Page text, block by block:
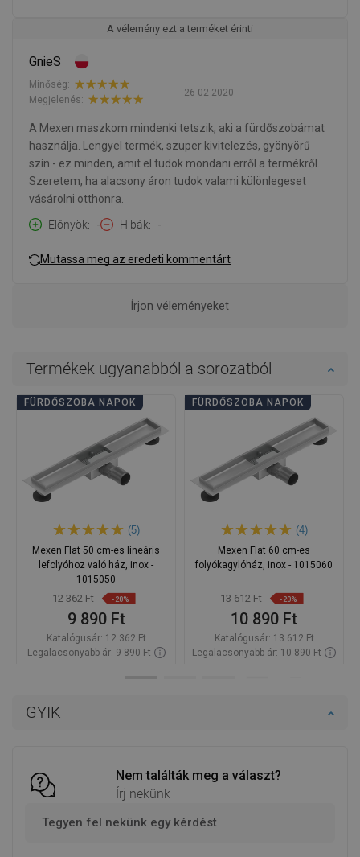
GYIK
Nem találták meg a választ?
Írj nekünk
Tegyen fel nekünk egy kérdést
A vélemény ezt a terméket érinti
GnieS
26-02-2020
Minőség:
Megjelenés:
A Mexen maszkom mindenki tetszik, aki a fürdőszobámat
használja. Lengyel termék, szuper kivitelezés, gyönyörű
szín - ez minden, amit el tudok mondani erről a termékről.
Szeretem, ha alacsony áron tudok valami különlegeset
vásárolni otthonra.
Előnyök
- Hibák -
Mutassa meg az eredeti kommentárt
Írjon véleményeket
Termékek ugyanabból a sorozatból
FÜRDŐSZOBA NAPOK
(5)
Mexen Flat 50 cm-es lineáris
lefolyóhoz való ház, inox -
1015050
12 362 Ft -20%
9 890 Ft
Katalógusár: 12 362 Ft
Legalacsonyabb ár: 9 890 Ft
FÜRDŐSZOBA NAPOK
(4)
Mexen Flat 60 cm-es
folyókagylóház, inox - 1015060
13 612 Ft -20%
10 890 Ft
Katalógusár: 13 612 Ft
Legalacsonyabb ár: 10 890 Ft